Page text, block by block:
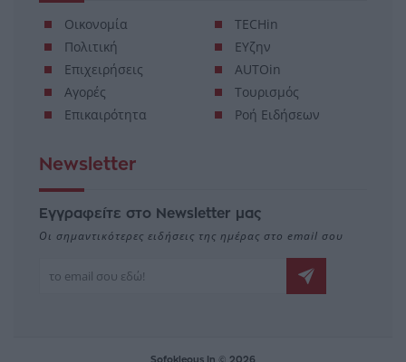
Οικονομία
Πολιτική
Επιχειρήσεις
Αγορές
Επικαιρότητα
TECHin
ΕΥζην
AUTOin
Τουρισμός
Ροή Ειδήσεων
Newsletter
Εγγραφείτε στο Newsletter μας
Οι σημαντικότερες ειδήσεις της ημέρας στο email σου